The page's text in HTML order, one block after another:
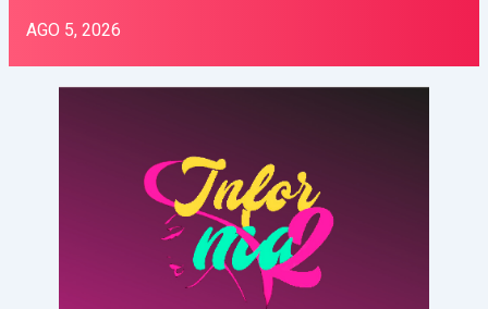
AGO 5, 2026